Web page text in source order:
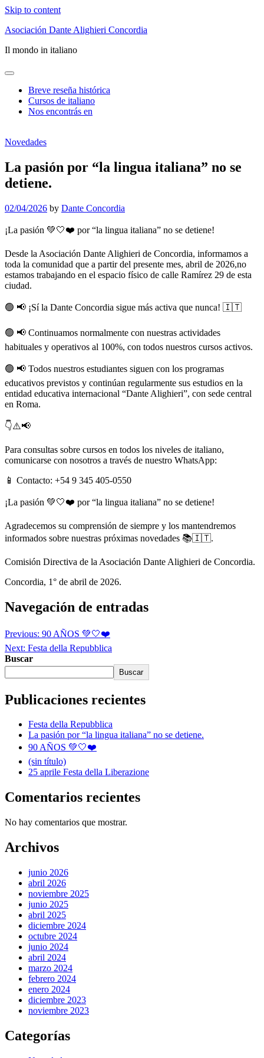
Skip to content
Asociación Dante Alighieri Concordia
Il mondo in italiano
Breve reseña histórica
Cursos de italiano
Nos encontrás en
Novedades
La pasión por “la lingua italiana” no se
detiene.
02/04/2026 by Dante Concordia
¡La pasión 💚🤍❤️ por “la lingua italiana” no se detiene!
Desde la Asociación Dante Alighieri de Concordia, informamos a
toda la comunidad que a partir del presente mes, abril de 2026,no
estamos trabajando en el espacio físico de calle Ramírez 29 de esta
ciudad.
🟢 📢 ¡Sí la Dante Concordia sigue más activa que nunca! 🇮🇹
🟢 📢 Continuamos normalmente con nuestras actividades
habituales y operativos al 100%, con todos nuestros cursos activos.
🟢 📢 Todos nuestros estudiantes siguen con los programas
educativos previstos y continúan regularmente sus estudios en la
entidad educativa internacional “Dante Alighieri”, con sede central
en Roma.
👇⚠️📢
Para consultas sobre cursos en todos los niveles de italiano,
comunicarse con nosotros a través de nuestro WhatsApp:
📱 Contacto: +54 9 345 405-0550
¡La pasión 💚🤍❤️ por “la lingua italiana” no se detiene!
Agradecemos su comprensión de siempre y los mantendremos
informados sobre nuestras próximas novedades 📚🇮🇹.
Comisión Directiva de la Asociación Dante Alighieri de Concordia.
Concordia, 1° de abril de 2026.
Navegación de entradas
Previous: 90 AÑOS 💚🤍❤️
Next: Festa della Repubblica
Buscar
Buscar
Publicaciones recientes
Festa della Repubblica
La pasión por “la lingua italiana” no se detiene.
90 AÑOS 💚🤍❤️
(sin título)
25 aprile Festa della Liberazione
Comentarios recientes
No hay comentarios que mostrar.
Archivos
junio 2026
abril 2026
noviembre 2025
junio 2025
abril 2025
diciembre 2024
octubre 2024
junio 2024
abril 2024
marzo 2024
febrero 2024
enero 2024
diciembre 2023
noviembre 2023
Categorías